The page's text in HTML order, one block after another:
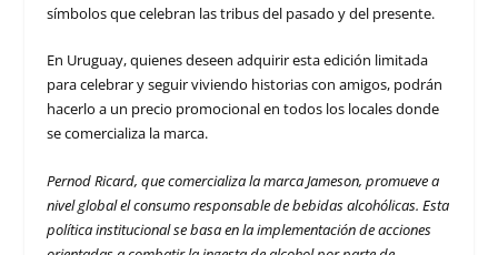
símbolos que celebran las tribus del pasado y del presente.
En Uruguay, quienes deseen adquirir esta edición limitada
para celebrar y seguir viviendo historias con amigos, podrán
hacerlo a un precio promocional en todos los locales donde
se comercializa la marca.
Pernod Ricard, que comercializa la marca Jameson, promueve a
nivel global el consumo responsable de bebidas alcohólicas. Esta
política institucional se basa en la implementación de acciones